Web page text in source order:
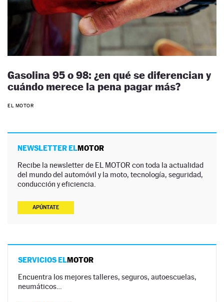
Gasolina 95 o 98: ¿en qué se diferencian y
cuándo merece la pena pagar más?
EL MOTOR
NEWSLETTER ELMOTOR
Recibe la newsletter de EL MOTOR con toda la actualidad
del mundo del automóvil y la moto, tecnología, seguridad,
conducción y eficiencia.
APÚNTATE
SERVICIOS ELMOTOR
Encuentra los mejores talleres, seguros, autoescuelas,
neumáticos…